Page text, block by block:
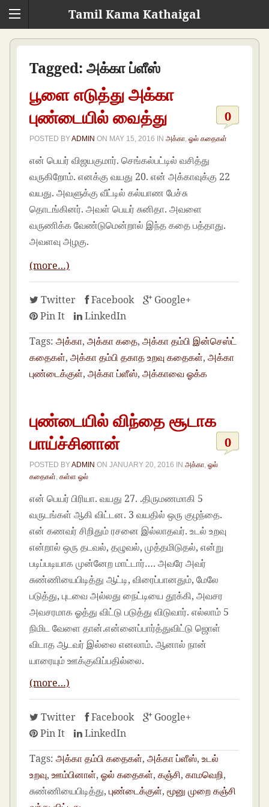
Tamil Kama Kathaigal
Tagged: அக்கா ப்ளீஸ்
பூளை எடுத்து அக்கா
புண்டையில் வைத்து
0
POSTED BYADMIN ON MAY 15, 2016 INஅக்கா ,ஓல் கதைகள்
என் பெயர் விஜயகுமார். செங்கல்பட்டில் வசித்து
வருகிறோம். எனக்கு வயது 20. என் அக்காவுக்கு 22
வயது. அவளுக்கு வீட்டில் கல்யாண பேச்சு
தொடங்கினர். அவள் பெயர் சுனிதா. அவளை
வருணிக்க வேண்டுமென்றால் இந்த கதை பத்தாது.
அவளவு அழகு.
(more…)
Twitter Facebook
Google+
Pin It
LinkedIn
Tags: அக்கா,அக்கா கதை,அக்கா தம்பி இன்செஸ்ட்
கதைகள்,அக்கா தம்பி தகாத உறவு கதைகள்,அக்கா
புண்டைக்குள்,அக்கா ப்ளீஸ்,அக்காவை ஓக்க
புண்டையில் விந்தை சூடாக
பாய்ச்சினான்
0
POSTED BYADMIN ONJANUARY 20, 2016 INஅக்கா ,ஓல்
கதைகள் ,கள்ள ஓல்
என் பெயர் பிரியா. வயது 27. .திருமணமாகி 5
வருடங்கள் ஆகி விட்டன. 3 வயதில் ஒரு குழந்தை.
என் கணவர் சிறிதும் ரசனை இல்லாதவர். உடல் உறவு
என்றால் ஒரு தடவல், தழுவல், முத்தமிடுதல், என்று
படிப்படியாக முன்னேற மாட்டார்…. அவரே அவர்
சுண்ணியைபிடித்து ஆட்டி, விரைப்பானதும், மேலே
படுத்து, புடவை அல்லது நைட்டியை தூக்கி, அவசர
அவசரமாக ஓத்து விட்டு படுத்து விடுவார். எல்லாம் 5
நிமிட வேளை தான்.என்னைப்பார்த்துவிட்டு ஜொள்
விடாத ஆடவர் இல்லை எனலாம். ஆனால் நான்
யாரையும் ஊக்குவிப்பதில்லை.
(more…)
Twitter Facebook
Google+
Pin It
LinkedIn
Tags: அக்கா தம்பி கதைகள்,அக்கா ப்ளீஸ்,உடல்
உறவு,ஊம்பினாள்,ஓல் கதைகள்,கஞ்சி,காமவெறி,
சுண்ணியைபிடித்து,புண்டைக்குள்,மூனு முறை கஞ்சி